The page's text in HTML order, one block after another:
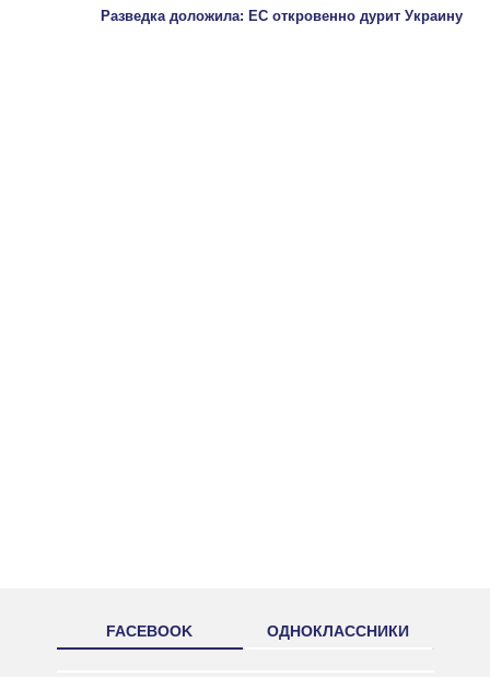
Разведка доложила: ЕС откровенно дурит Украину
FACEBOOK ОДНОКЛАССНИКИ